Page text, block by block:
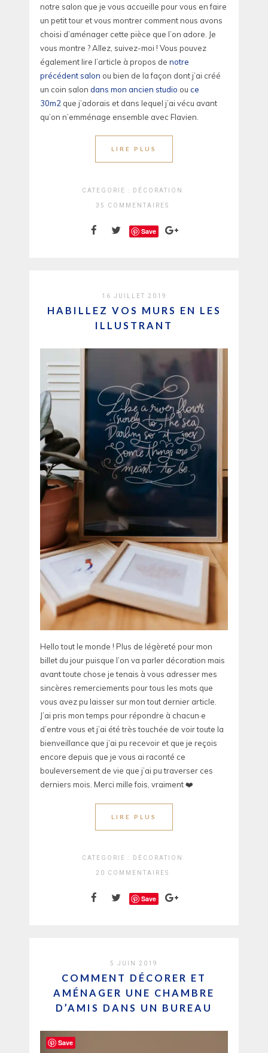
notre salon que je vous accueille pour vous en faire
un petit tour et vous montrer comment nous avons
choisi d’aménager cette pièce que l’on adore. Je
vous montre ? Allez, suivez-moi ! Vous pouvez
également lire l’article à propos de notre
précédent salon ou bien de la façon dont j’ai créé
un coin salon dans mon ancien studio ou ce
30m2 que j’adorais et dans lequel j’ai vécu avant
qu’on n’emménage ensemble avec Flavien.
LIRE PLUS
CATEGORIE : DÉCORATION
35 COMMENTAIRES
Save
16 JUILLET 2019
HABILLEZ VOS MURS EN LES
ILLUSTRANT
Hello tout le monde ! Plus de légèreté pour mon
billet du jour puisque l’on va parler décoration mais
avant toute chose je tenais à vous adresser mes
sincères remerciements pour tous les mots que
vous avez pu laisser sur mon tout dernier article.
J’ai pris mon temps pour répondre à chacun·e
d’entre vous et j’ai été très touchée de voir toute la
bienveillance que j’ai pu recevoir et que je reçois
encore depuis que je vous ai raconté ce
bouleversement de vie que j’ai pu traverser ces
derniers mois. Merci mille fois, vraiment ❤️
LIRE PLUS
CATEGORIE : DÉCORATION
20 COMMENTAIRES
Save
5 JUIN 2019
COMMENT DÉCORER ET
AMÉNAGER UNE CHAMBRE
D’AMIS DANS UN BUREAU
Save